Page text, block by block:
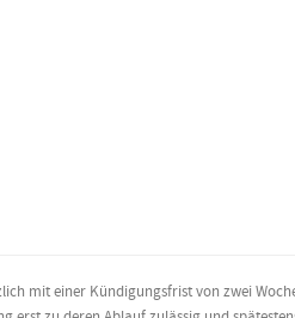
mit einer Kündigungsfrist von zwei